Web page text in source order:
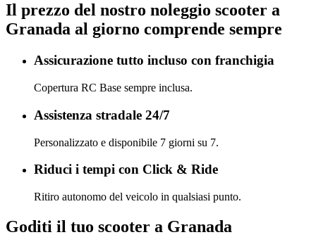
Il prezzo del nostro noleggio scooter a
Granada al giorno comprende sempre
Assicurazione tutto incluso con franchigia
Copertura RC Base sempre inclusa.
Assistenza stradale 24/7
Personalizzato e disponibile 7 giorni su 7.
Riduci i tempi con Click & Ride
Ritiro autonomo del veicolo in qualsiasi punto.
Goditi il tuo scooter a Granada